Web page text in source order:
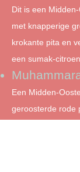
Dit is een
met knapperige
krokante pita en
een sumak-
Een Midden-
geroosterde rode